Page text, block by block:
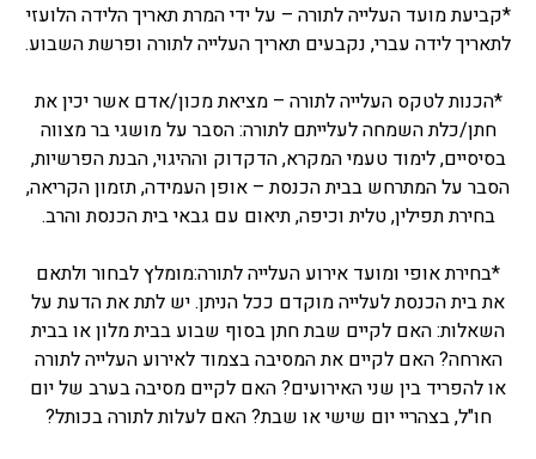
*קביעת מועד העלייה לתורה – על ידי המרת תאריך הלידה הלועזי
לתאריך לידה עברי, נקבעים תאריך העלייה לתורה ופרשת השבוע.
*הכנות לטקס העלייה לתורה – מציאת מכון/אדם אשר יכין את
חתן/כלת השמחה לעלייתם לתורה: הסבר על מושגי בר מצווה
בסיסיים, לימוד טעמי המקרא, הדקדוק וההיגוי, הבנת הפרשיות,
הסבר על המתרחש בבית הכנסת – אופן העמידה, תזמון הקריאה,
בחירת תפילין, טלית וכיפה, תיאום עם גבאי בית הכנסת והרב.
*בחירת אופי ומועד אירוע העלייה לתורה:מומלץ לבחור ולתאם
את בית הכנסת לעלייה מוקדם ככל הניתן. יש לתת את הדעת על
השאלות: האם לקיים שבת חתן בסוף שבוע בבית מלון או בבית
הארחה? האם לקיים את המסיבה בצמוד לאירוע העלייה לתורה
או להפריד בין שני האירועים? האם לקיים מסיבה בערב של יום
חו"ל, בצהריי יום שישי או שבת? האם לעלות לתורה בכותל?